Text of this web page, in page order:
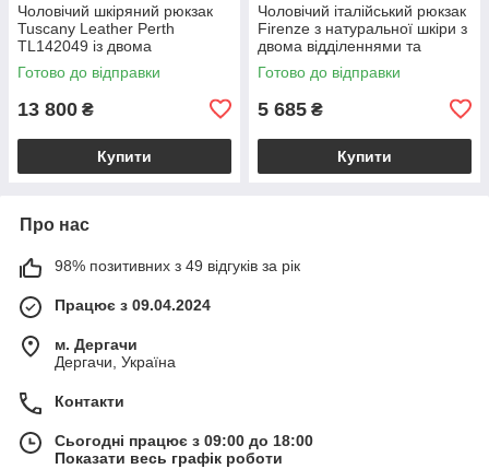
Чоловічий шкіряний рюкзак
Tuscany Leather Perth
TL142049 із двома
відділеннями на блискавці,
темно-коричневий
Готово до відправки
13 800 ₴
Купити
Чоловічий італійський рюкзак
Firenze з натуральної шкіри з
двома відділеннями та
фронтальною кишенею,
чорний VL2220-05-31
Готово до відправки
5 685 ₴
Купити
Про нас
98% позитивних з 49 відгуків за рік
Працює з 09.04.2024
м. Дергачи
Дергачи, Україна
Контакти
Сьогодні працює з 09:00 до 18:00
Показати весь графік роботи